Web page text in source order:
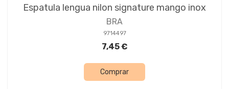
Espatula lengua nilon signature mango inox
BRA
9714497
7,45 €
Comprar